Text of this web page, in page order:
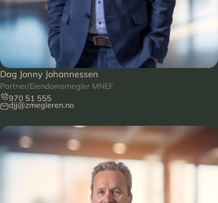
Dag Jonny Johannessen
Partner/Eiendomsmegler MNEF
970 51 555
djj@zmegleren.no